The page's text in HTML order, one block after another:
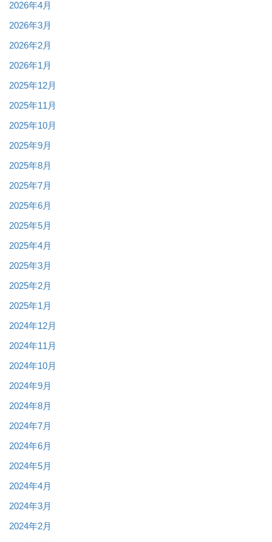
2026年4月
2026年3月
2026年2月
2026年1月
2025年12月
2025年11月
2025年10月
2025年9月
2025年8月
2025年7月
2025年6月
2025年5月
2025年4月
2025年3月
2025年2月
2025年1月
2024年12月
2024年11月
2024年10月
2024年9月
2024年8月
2024年7月
2024年6月
2024年5月
2024年4月
2024年3月
2024年2月